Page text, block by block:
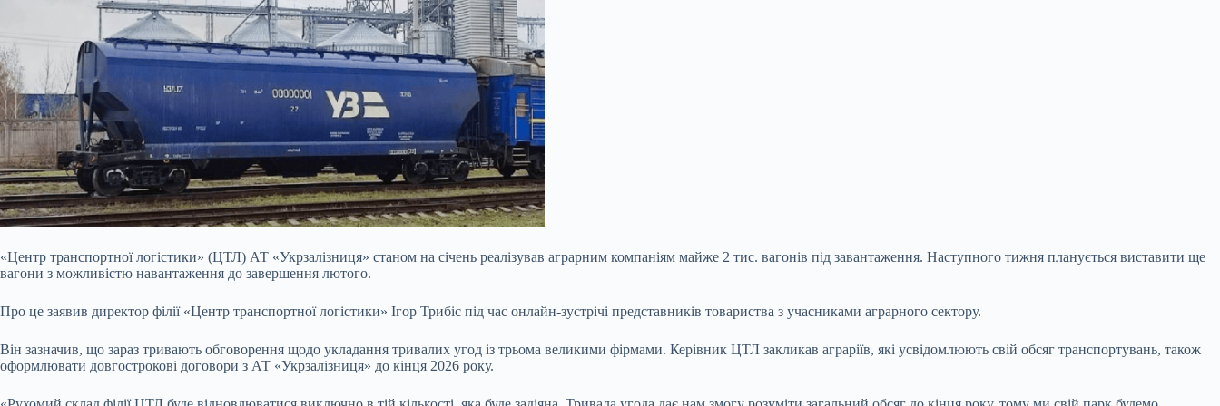
«Центр транспортної логістики» (ЦТЛ) АТ «Укрзалізниця» станом на січень реалізував аграрним компаніям майже 2 тис. вагонів під завантаження. Наступного тижня планується виставити ще
вагони з можливістю навантаження до завершення лютого.
Про це заявив директор філії «Центр транспортної логістики» Ігор Трибіс під час онлайн-зустрічі представників товариства з учасниками аграрного сектору.
Він зазначив, що зараз тривають обговорення щодо укладання тривалих угод із трьома великими фірмами. Керівник ЦТЛ закликав аграріїв, які усвідомлюють свій обсяг транспортувань, також
оформлювати довгострокові договори з АТ «Укрзалізниця» до кінця 2026 року.